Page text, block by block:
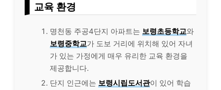
교육 환경
명천동 주공4단지 아파트는 보령초등학교와
보령중학교가 도보 거리에 위치해 있어 자녀
가 있는 가정에게 매우 유리한 교육 환경을
제공합니다.
단지 인근에는 보령시립도서관이 있어 학습